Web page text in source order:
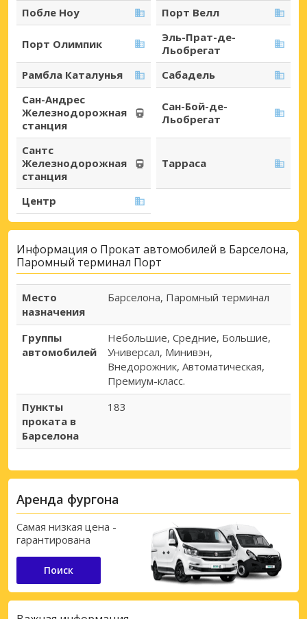
Побле Ноу
Порт Велл
Порт Олимпик
Эль-Прат-де-
Льобрегат
Рамбла Каталунья
Сабадель
Сан-Андрес
Железнодорожная
станция
Сан-Бой-де-
Льобрегат
Сантс
Железнодорожная
станция
Тарраса
Центр
Информация о Прокат автомобилей в Барселона,
Паромный терминал Порт
Место
назначения
Барселона, Паромный терминал
Группы
автомобилей
Небольшие, Средние, Большие,
Универсал, Минивэн,
Внедорожник, Автоматическая,
Премиум-класс.
Пункты
проката в
Барселона
183
Аренда фургона
Самая низкая цена -
гарантирована
Поиск